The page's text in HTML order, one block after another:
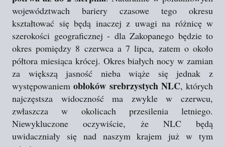
województwach bariery czasowe tego okresu
kształtować się będą inaczej z uwagi na różnicę w
szerokości geograficznej - dla Zakopanego będzie to
okres pomiędzy 8 czerwca a 7 lipca, zatem o około
półtora miesiąca krócej. Okres białych nocy w zamian
za większą jasność nieba wiąże się jednak z
występowaniemobłoków srebrzystych NLC, których
najczęstsza widoczność ma zwykle w czerwcu,
zwłaszcza w okolicach przesilenia letniego.
Niewykluczone oczywiście, że NLC będą
uwidaczniały się nad naszym krajem już w tym